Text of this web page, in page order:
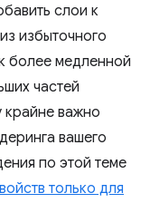
слои к
избыточного
более медленной
частей
крайне важно
вашего
по этой теме
только для